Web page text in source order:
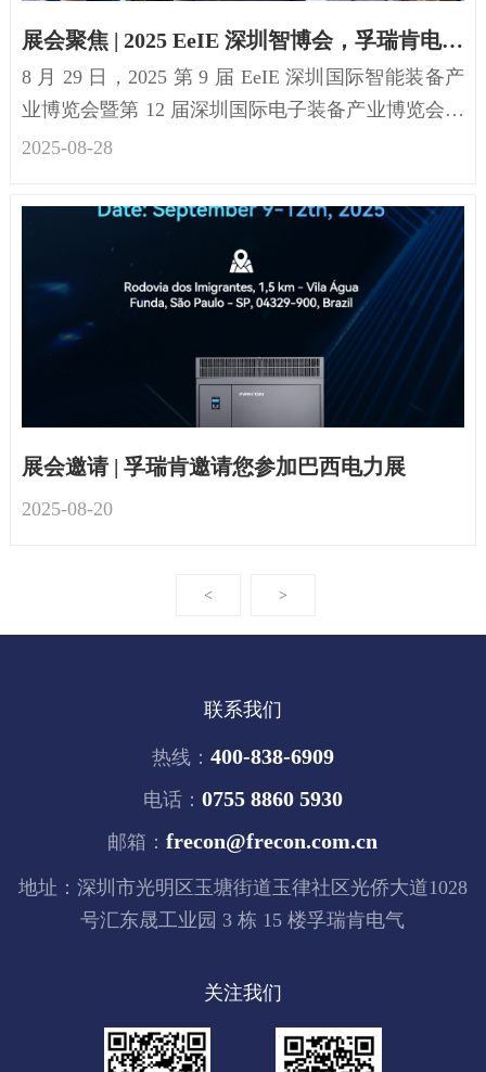
展会聚焦 | 2025 EeIE 深圳智博会，孚瑞肯电气强势赴约
8 月 29 日，2025 第 9 届 EeIE 深圳国际智能装备产
业博览会暨第 12 届深圳国际电子装备产业博览会，
在深圳国际会展中心圆满收官...
-28
2025-08
展会邀请 | 孚瑞肯邀请您参加巴西电力展
-20
2025-08
< >
联系我们
热线： 400-838-6909
电话： 0755 8860 5930
邮箱：frecon@frecon.com.cn
地址：深圳市光明区玉塘街道玉律社区光侨大道1028
号汇东晟工业园 3 栋 15 楼孚瑞肯电气
关注我们